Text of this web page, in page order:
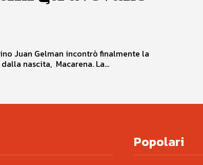
Juan Gelman incontrò finalmente la
nascita, Macarena. La...
Popolari